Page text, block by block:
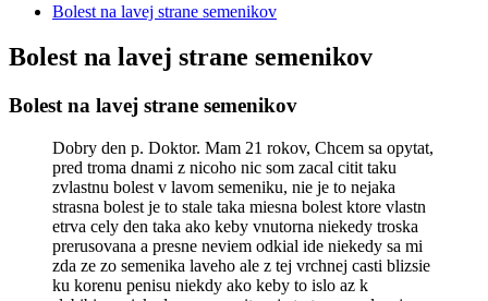
Bolest na lavej strane semenikov
Bolest na lavej strane semenikov
Bolest na lavej strane semenikov
Dobry den p. Doktor. Mam 21 rokov, Chcem sa opytat,
pred troma dnami z nicoho nic som zacal citit taku
zvlastnu bolest v lavom semeniku, nie je to nejaka
strasna bolest je to stale taka miesna bolest ktore vlastn
etrva cely den taka ako keby vnutorna niekedy troska
prerusovana a presne neviem odkial ide niekedy sa mi
zda ze zo semenika laveho ale z tej vrchnej casti blizsie
ku korenu penisu niekdy ako keby to islo az k